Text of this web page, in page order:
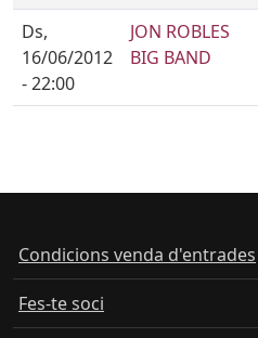
Ds,
16/06/2012
- 22:00
JON ROBLES
BIG BAND
Condicions venda d'entrades
Fes-te soci